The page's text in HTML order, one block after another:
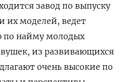
завод по выпуску
их моделей, ведет
найму молодых
из развивающихся
очень высокие по